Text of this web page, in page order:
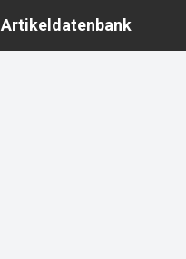
Artikeldatenbank